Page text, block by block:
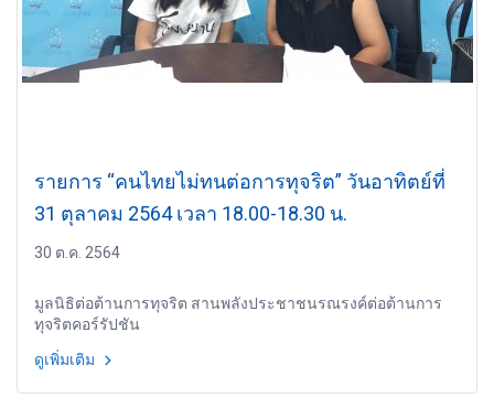
รายการ “คนไทยไม่ทนต่อการทุจริต” วันอาทิตย์ที่
31 ตุลาคม 2564 เวลา 18.00-18.30 น.
30 ต.ค. 2564
มูลนิธิต่อต้านการทุจริต สานพลังประชาชนรณรงค์ต่อต้านการ
ทุจริตคอร์รัปชัน
ดูเพิ่มเติม